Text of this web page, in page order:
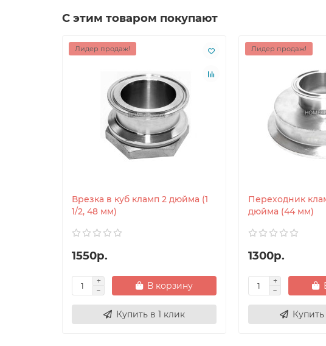
С этим товаром покупают
Лидер продаж!
Врезка в куб кламп 2 дюйма (1
1/2, 48 мм)
1550р.
В корзину
Купить в 1 клик
Лидер продаж!
Переходник
дюйма (44 мм)
1300р.
Купить